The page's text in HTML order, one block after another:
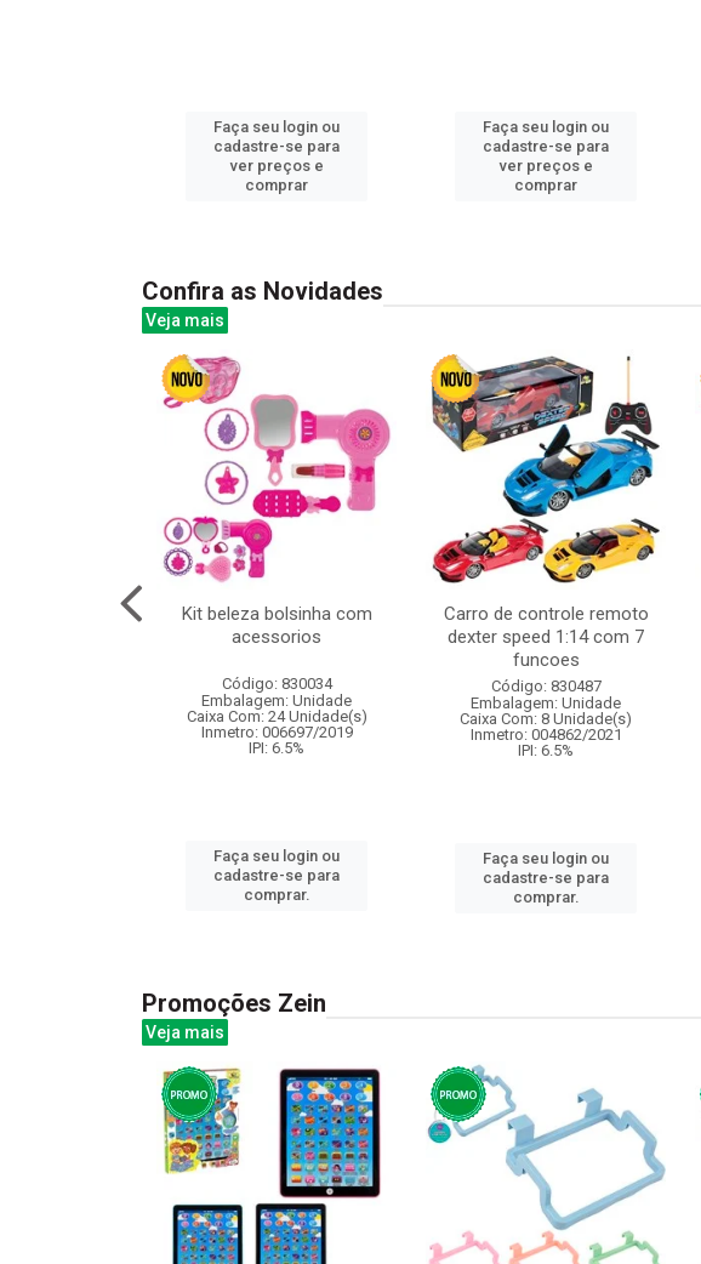
Faça seu login ou
cadastre-se para
ver preços e
comprar
Faça seu login ou
cadastre-se para
ver preços e
comprar
Confira as Novidades
Veja mais
Kit beleza bolsinha com
acessorios
Código: 830034
Embalagem: Unidade
Caixa Com: 24 Unidade(s)
Inmetro: 006697/2019
IPI: 6.5%
Faça seu login ou
cadastre-se para
comprar.
Carro de controle remoto
dexter speed 1:14 com 7
funcoes
Código: 830487
Embalagem: Unidade
Caixa Com: 8 Unidade(s)
Inmetro: 004862/2021
IPI: 6.5%
Faça seu login ou
cadastre-se para
comprar.
Promoções Zein
Veja mais